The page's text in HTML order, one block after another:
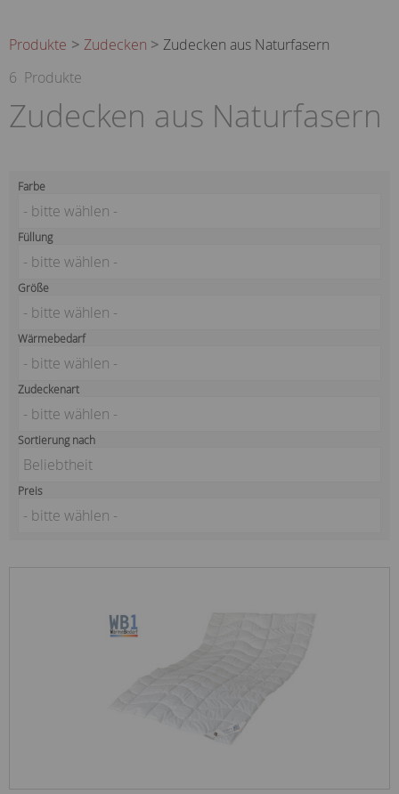
Produkte Zudecken
Zudecken aus Naturfasern
6 Produkte
Zudecken aus Naturfasern
Farbe
- bitte wählen -
Füllung
- bitte wählen -
Größe
- bitte wählen -
Wärmebedarf
- bitte wählen -
Zudeckenart
- bitte wählen -
Sortierung nach
Beliebtheit
Preis
- bitte wählen -